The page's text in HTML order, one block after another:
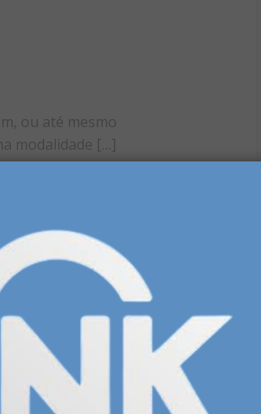
ou até mesmo
modalidade […]